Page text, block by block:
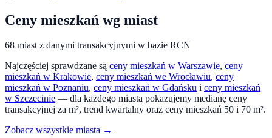
Ceny mieszkań wg miast
68 miast z danymi transakcyjnymi w bazie RCN
Najczęściej sprawdzane są ceny mieszkań w Warszawie, ceny
mieszkań w Krakowie, ceny mieszkań we Wrocławiu, ceny
mieszkań w Poznaniu, ceny mieszkań w Gdańsku i ceny mieszkań
w Szczecinie — dla każdego miasta pokazujemy medianę ceny
transakcyjnej za m², trend kwartalny oraz ceny mieszkań 50 i 70 m².
Zobacz wszystkie miasta →